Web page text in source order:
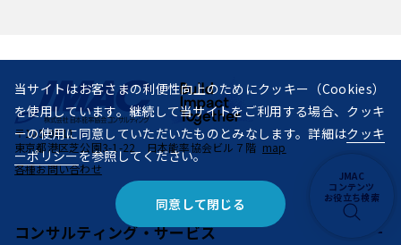
JMAC
コンテンツ
お役立ち検索
〒105-0011
東京都港区芝公園3-1-22 日本能率協会ビル７階 map
各種お問い合わせ
コンサルティング・サービス
当サイトはお客さまの利便性向上のためにクッキー（Cookies）
を使用しています。継続して当サイトをご利用する場合、クッキ
ーの使用に同意していただいたものとみなします。詳細はクッキ
ーポリシーを参照してください。
同意して閉じる